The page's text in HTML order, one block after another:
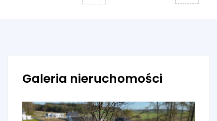
Galeria nieruchomości